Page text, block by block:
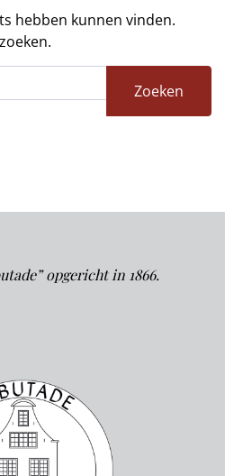
hebben kunnen vinden.
opgericht in 1866.